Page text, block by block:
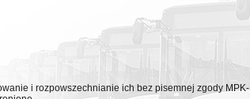
i rozpowszechnianie ich bez pisemnej zgody MPK-